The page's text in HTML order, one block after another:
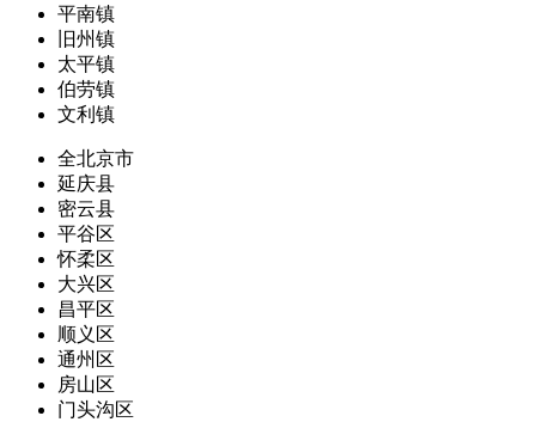
平南镇
旧州镇
太平镇
伯劳镇
文利镇
全北京市
延庆县
密云县
平谷区
怀柔区
大兴区
昌平区
顺义区
通州区
房山区
门头沟区